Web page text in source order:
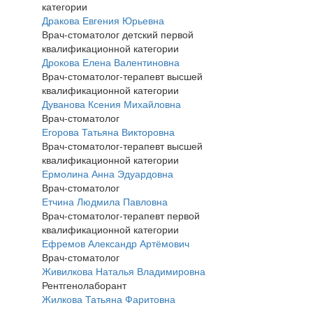
категории
Дракова Евгения Юрьевна
Врач-стоматолог детский первой
квалификационной категории
Дрокова Елена Валентиновна
Врач-стоматолог-терапевт высшей
квалификационной категории
Дуванова Ксения Михайловна
Врач-стоматолог
Егорова Татьяна Викторовна
Врач-стоматолог-терапевт высшей
квалификационной категории
Ермолина Анна Эдуардовна
Врач-стоматолог
Етчина Людмила Павловна
Врач-стоматолог-терапевт первой
квалификационной категории
Ефремов Александр Артёмович
Врач-стоматолог
Живилкова Наталья Владимировна
Рентгенолаборант
Жилкова Татьяна Фаритовна